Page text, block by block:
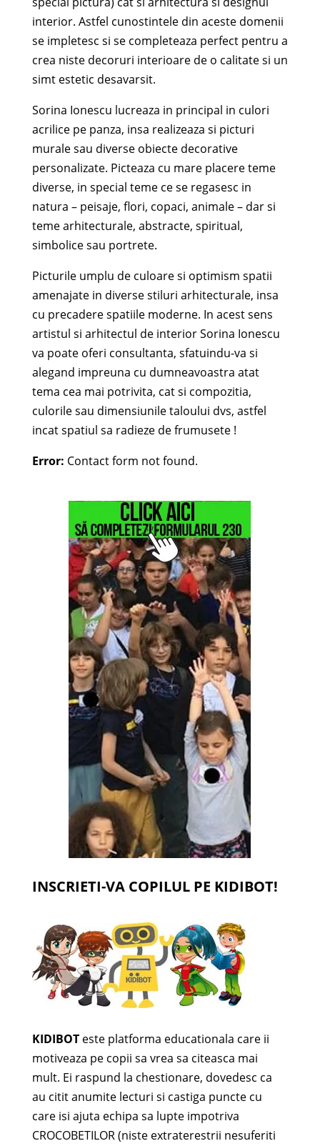
interior. Astfel cunostintele din aceste domenii
se impletesc si se completeaza perfect pentru a
crea niste decoruri interioare de o calitate si un
simt estetic desavarsit.
Sorina Ionescu lucreaza in principal in culori
acrilice pe panza, insa realizeaza si picturi
murale sau diverse obiecte decorative
personalizate. Picteaza cu mare placere teme
diverse, in special teme ce se regasesc in
natura – peisaje, flori, copaci, animale – dar si
teme arhitecturale, abstracte, spiritual,
simbolice sau portrete.
Picturile umplu de culoare si optimism spatii
amenajate in diverse stiluri arhitecturale, insa
cu precadere spatiile moderne. In acest sens
artistul si arhitectul de interior Sorina Ionescu
va poate oferi consultanta, sfatuindu-va si
alegand impreuna cu dumneavoastra atat
tema cea mai potrivita, cat si compozitia,
culorile sau dimensiunile taloului dvs, astfel
incat spatiul sa radieze de frumusete !
Error: Contact form not found.
INSCRIETI-VA COPILUL PE KIDIBOT!
KIDIBOTeste platforma educationala care ii
motiveaza pe copii sa vrea sa citeasca mai
mult. Ei raspund la chestionare, dovedesc ca
au citit anumite lecturi si castiga puncte cu
care isi ajuta echipa sa lupte impotriva
CROCOBETILOR (niste extraterestrii nesuferiti